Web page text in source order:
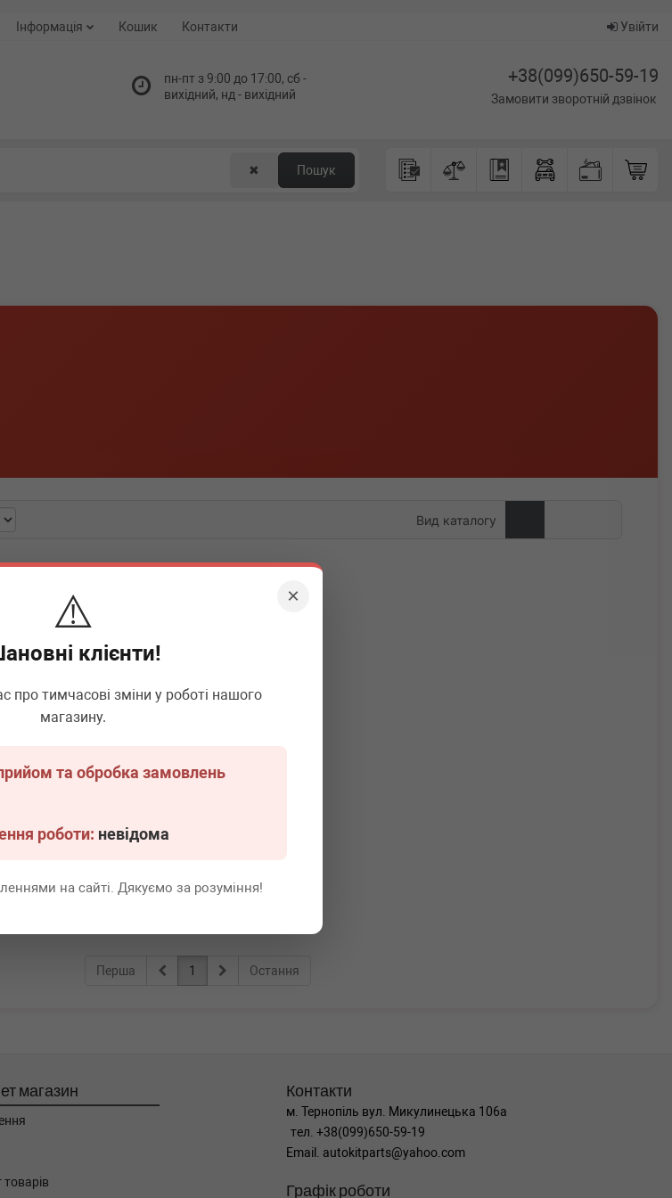
×
⚠️
клієнти!
про тимчасові зміни у роботі нашого
магазину.
та обробка замовлень
роботи: невідома
на сайті. Дякуємо за розуміння!
Інформація Кошик Контакти Увійти
пн-пт з 9:00 до 17:00, сб -
вихідний, нд - вихідний
+38(099)650-59-19
Замовити зворотній дзвінок
✖ Пошук
Вид каталогу
Перша 1 Остання
магазин
товарів
Контакти
м. Тернопіль вул. Микулинецька 106а
тел. +38(099)650-59-19
Email. autokitparts@yahoo.com
Графік роботи